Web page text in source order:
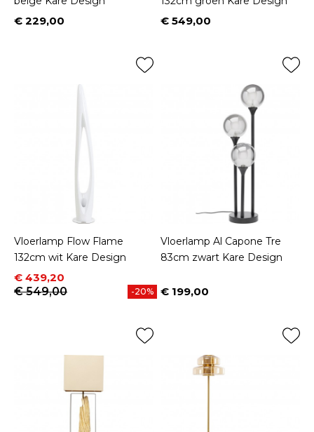
Prijs
€ 229,00 Prijs
€ 549,00
Vloerlamp Flow Flame
132cm wit Kare Design
Prijs
€ 439,20
Normale prijs
€ 549,00
-20%
Vloerlamp Al Capone Tre
83cm zwart Kare Design
Prijs
€ 199,00